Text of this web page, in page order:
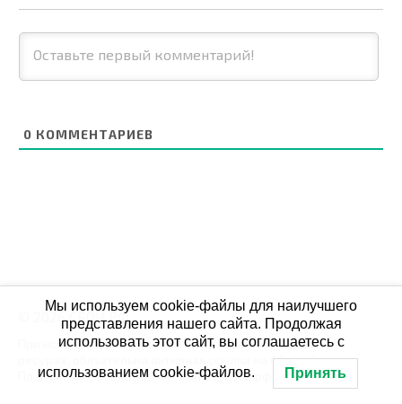
0 КОММЕНТАРИЕВ
© 2026 СБОЙ.РФ
При использовании данных мониторинга на своих
ресурах, обязательна активная ссылка на Сбой.рф
По всем вопросам пишите: admin@сбой.рф
Мы используем cookie-файлы для наилучшего
представления нашего сайта. Продолжая
использовать этот сайт, вы соглашаетесь с
использованием cookie-файлов. Принять